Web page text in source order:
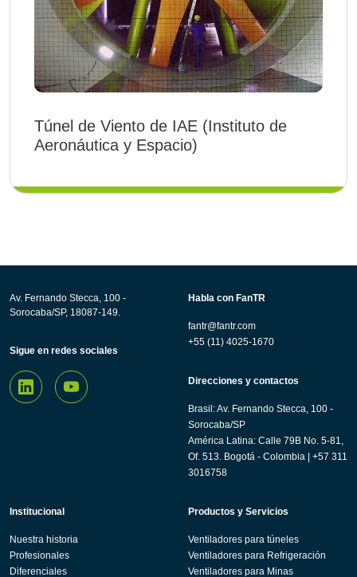
Túnel de Viento de IAE (Instituto de
Aeronáutica y Espacio)
Av. Fernando Stecca, 100 -
Sorocaba/SP, 18087-149.
Sigue en redes sociales
Habla con FanTR
fantr@fantr.com
+55 (11) 4025-1670
Direcciones y contactos
Brasil: Av. Fernando Stecca, 100 -
Sorocaba/SP
América Latina: Calle 79B No. 5-81,
Of. 513. Bogotá - Colombia | +57 311
3016758
Institucional
Nuestra historia
Profesionales
Diferenciales
Productos y Servicios
Ventiladores para túneles
Ventiladores para Refrigeración
Ventiladores para Minas